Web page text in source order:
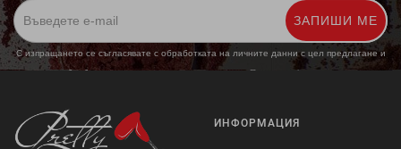
ЗАПИШИ МЕ
С изпращането се съгласявате с обработката на личните данни с цел предлагане и
обработка на маркетингови предложения. Повече информация
ИНФОРМАЦИЯ